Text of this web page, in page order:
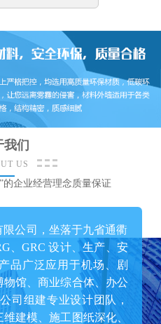
我们
US
的企业经营理念质量保证
公司，坐落于九省通衢
、GRC 设计、生产、安
品广泛应用于机场、剧
物馆、商业综合体、办公
司组建专业设计团队，
建模、施工图纸深化、